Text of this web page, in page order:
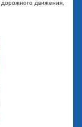
движения,